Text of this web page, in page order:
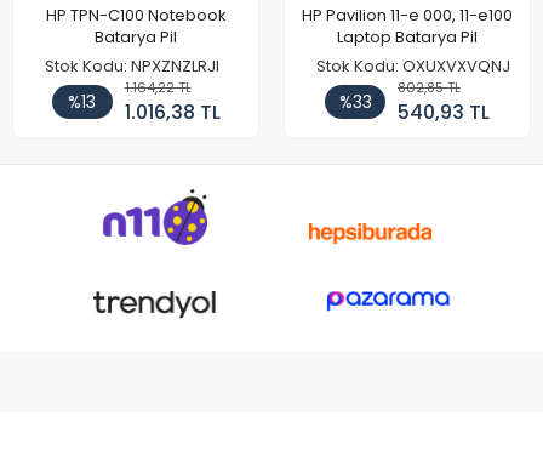
HP TPN-C100 Notebook
Batarya Pil
Stok Kodu: NPXZNZLRJI
%13
1.164,22 TL
1.016,38 TL
HP Pavilion 11-e 000, 11-e100
Laptop Batarya Pil
Stok Kodu: OXUXVXVQNJ
%33
802,85 TL
540,93 TL